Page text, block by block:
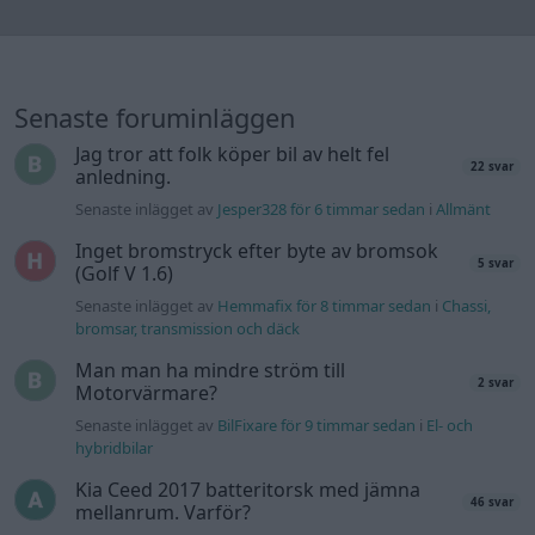
hybridbilar
Kia Ceed 2017 batteritorsk med jämna
mellanrum. Varför?
46 svar
Senaste inlägget avAnsan för 13 timmar sedani Generell
felsökning
Övertryck i vevhus, Volvo 940 b230fk
Senaste inlägget av Mossan1 för 17 timmar sedani Generell
felsökning
Fälg till Husqvarna Novolett 1955
Slipa och polera rinningar
Senaste inlägget avturboblondie tisdag 14:22iBilvård och
biltvätt